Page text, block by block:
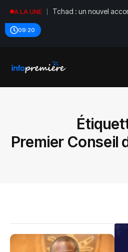
A LA UNE
Tchad : un nouvel
09:20
‎Premier Conseil